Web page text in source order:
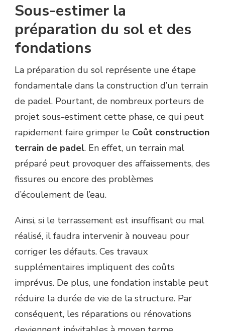
Sous-estimer la
préparation du sol et des
fondations
La préparation du sol représente une étape
fondamentale dans la construction d’un terrain
de padel. Pourtant, de nombreux porteurs de
projet sous-estiment cette phase, ce qui peut
rapidement faire grimper le Coût construction
terrain de padel. En effet, un terrain mal
préparé peut provoquer des affaissements, des
fissures ou encore des problèmes
d’écoulement de l’eau.
Ainsi, si le terrassement est insuffisant ou mal
réalisé, il faudra intervenir à nouveau pour
corriger les défauts. Ces travaux
supplémentaires impliquent des coûts
imprévus. De plus, une fondation instable peut
réduire la durée de vie de la structure. Par
conséquent, les réparations ou rénovations